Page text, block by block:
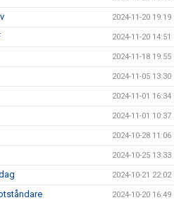
2024-11-20 19:19
2024-11-20 14:51
2024-11-18 19:55
2024-11-05 13:30
2024-11-01 16:34
2024-11-01 10:37
2024-10-28 11:06
2024-10-25 13:33
2024-10-21 22:02
2024-10-20 16:49